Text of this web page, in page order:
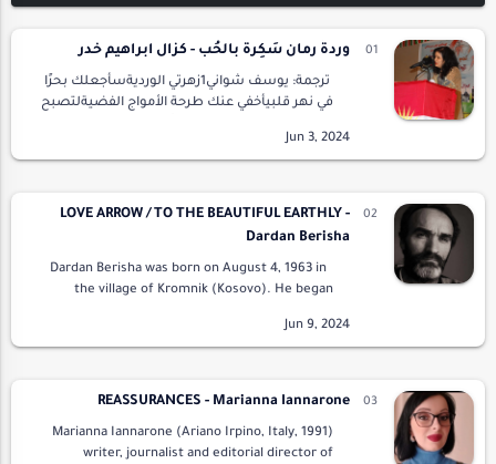
وردةُ رمان سَكِرةٌ بالحُب - كزال ابراهيم خدر
ترجمة: يوسف شواني1زهرتي الورديةسأجعلك بحرًا
في نهر قلبيأخفي عنك طرحة الأمواج الفضيةلتصبح
LOVE ARROW / TO THE BEAUTIFUL EARTHLY -
Dardan Berisha
Dardan Berisha was born on August 4, 1963 in
the village of Kromnik (Kosovo). He began
children's poems in the magaz…
REASSURANCES - Marianna Iannarone
Marianna Iannarone (Ariano Irpino, Italy, 1991)
writer, journalist and editorial director of